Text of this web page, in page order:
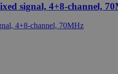
signal, 4+8-channel,